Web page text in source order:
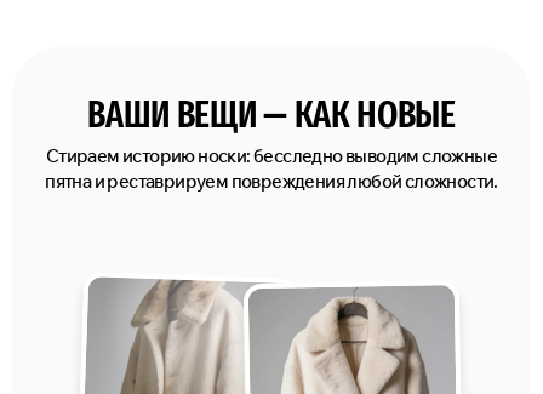
ВАШИ ВЕЩИ — КАК НОВЫЕ
Стираем историю носки: бесследно выводим сложные
пятна и реставрируем повреждения любой сложности.